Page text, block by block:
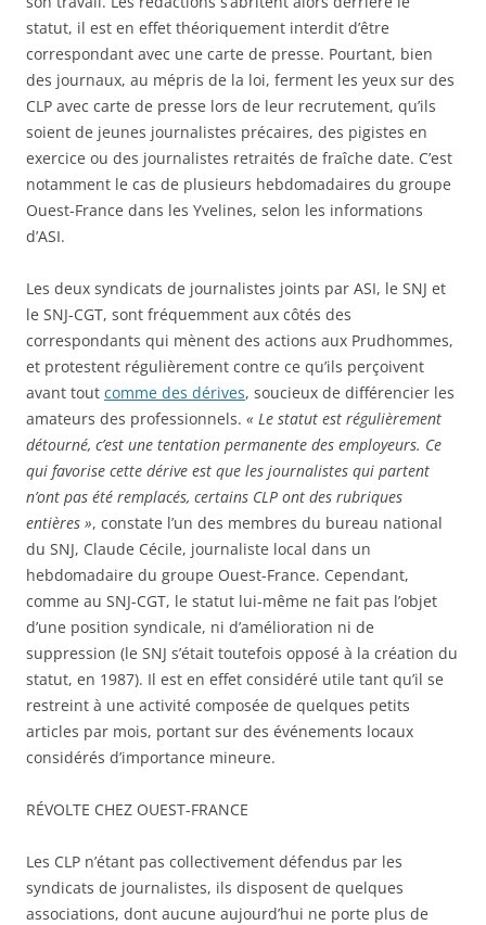
statut, il est en effet théoriquement interdit d’être
correspondant avec une carte de presse. Pourtant, bien
des journaux, au mépris de la loi, ferment les yeux sur des
CLP avec carte de presse lors de leur recrutement, qu’ils
soient de jeunes journalistes précaires, des pigistes en
exercice ou des journalistes retraités de fraîche date. C’est
notamment le cas de plusieurs hebdomadaires du groupe
Ouest-France dans les Yvelines, selon les informations
d’ASI.
Les deux syndicats de journalistes joints par ASI, le SNJ et
le SNJ-CGT, sont fréquemment aux côtés des
correspondants qui mènent des actions aux Prudhommes,
et protestent régulièrement contre ce qu’ils perçoivent
avant tout comme des dérives, soucieux de différencier les
amateurs des professionnels. « Le statut est régulièrement
détourné, c’est une tentation permanente des employeurs. Ce
qui favorise cette dérive est que les journalistes qui partent
n’ont pas été remplacés, certains CLP ont des rubriques
entières », constate l’un des membres du bureau national
du SNJ, Claude Cécile, journaliste local dans un
hebdomadaire du groupe Ouest-France. Cependant,
comme au SNJ-CGT, le statut lui-même ne fait pas l’objet
d’une position syndicale, ni d’amélioration ni de
suppression (le SNJ s’était toutefois opposé à la création du
statut, en 1987). Il est en effet considéré utile tant qu’il se
restreint à une activité composée de quelques petits
articles par mois, portant sur des événements locaux
considérés d’importance mineure.
RÉVOLTE CHEZ OUEST-FRANCE
Les CLP n’étant pas collectivement défendus par les
syndicats de journalistes, ils disposent de quelques
associations, dont aucune aujourd’hui ne porte plus de